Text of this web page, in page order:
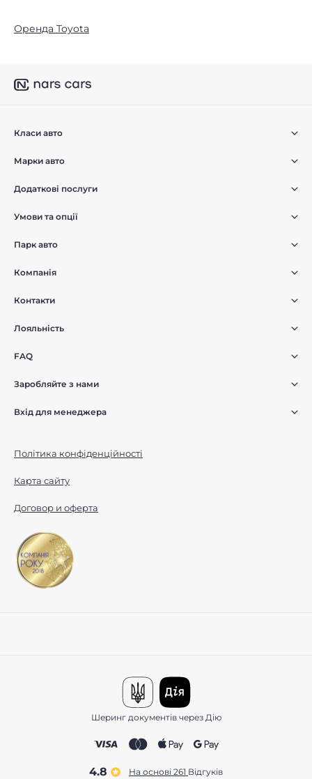
Оренда Toyota
Класи авто
Марки авто
Додаткові послуги
Умови та опції
Парк авто
Компанія
Контакти
Лояльність
FAQ
Заробляйте з нами
Вхід для менеджера
Політика конфіденційності
Карта сайту
Договор и оферта
Шеринг документів через Дію
4.8 На основі 261 відгуків